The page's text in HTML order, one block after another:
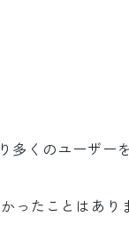
多くのユーザー
ったことはあり